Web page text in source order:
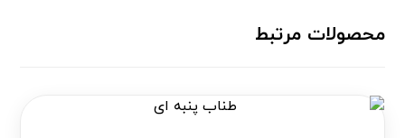
محصولات مرتبط